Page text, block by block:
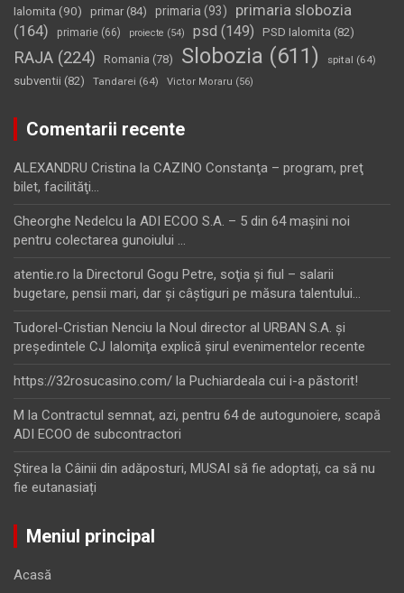
Ialomita (90) primar(84) primaria (93)
primaria slobozia
(164)
primarie (66) proiecte (54) psd (149) PSD Ialomita (82)
RAJA (224) Romania (78) Slobozia (611) spital (64)
subventii (82) Tandarei (64) Victor Moraru (56)
Comentarii recente
ALEXANDRU Cristina la CAZINO Constanţa – program, preţ
bilet, facilităţi…
Gheorghe Nedelcu la ADI ECOO S.A. – 5 din 64 maşini noi
pentru colectarea gunoiului …
atentie.ro la Directorul Gogu Petre, soţia şi fiul – salarii
bugetare, pensii mari, dar şi câştiguri pe măsura talentului…
Tudorel-Cristian Nenciu la Noul director al URBAN S.A. şi
preşedintele CJ Ialomiţa explică şirul evenimentelor recente
https://32rosucasino.com/ la Puchiardeala cui i-a păstorit!
M la Contractul semnat, azi, pentru 64 de autogunoiere, scapă
ADI ECOO de subcontractori
Ştirea la Câinii din adăposturi, MUSAI să fie adoptați, ca să nu
fie eutanasiați
Meniul principal
Acasă